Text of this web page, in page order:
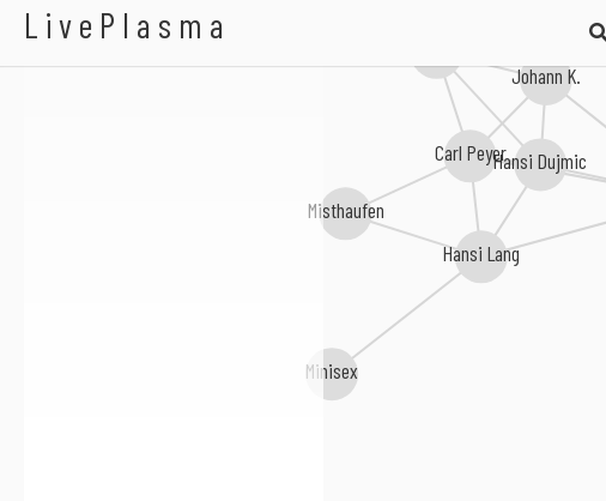
LivePlasma
Carl PeyerHansi Dujmic
Johann K.
Hansi Lang
Misthaufen
Minisex
Alldra